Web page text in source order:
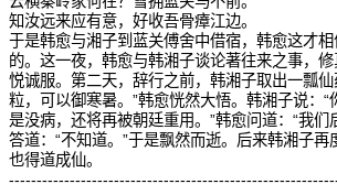
知汝远来应有意，好收吾骨瘴江边。
于是韩愈与湘子到蓝关傅舍中借宿，韩愈这才
的。这一夜，韩愈与韩湘子谈论著往来之事，
悦诚服。第二天，辞行之前，韩湘子取出一瓢
粒，可以御寒暑。”韩愈恍然大悟。韩湘子说：“
是没病，还将再被朝廷重用。”韩愈问道：“我们
答道：“不知道。”于是飘然而逝。后来韩湘子
也得道成仙。